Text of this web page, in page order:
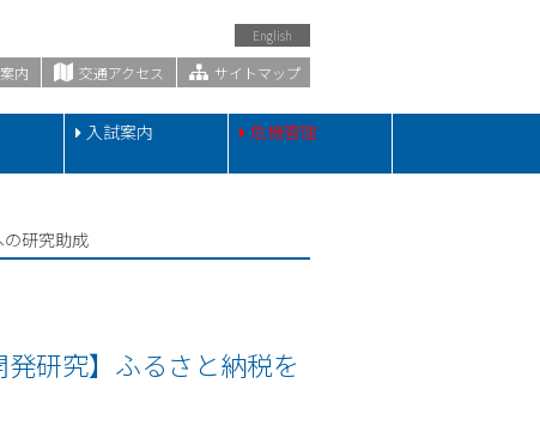
English
内 交通アクセス サイトマップ
入試案内 危機管理
研究助成
研究】ふるさと納税を